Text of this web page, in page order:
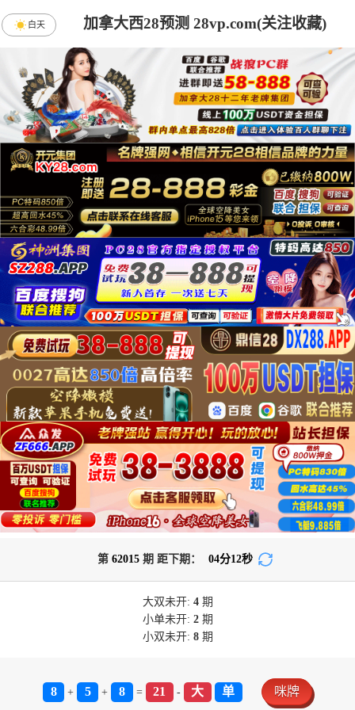
加拿大西28预测 28vp.com(关注收藏)
白天
第 62015期 距下期： 04分12秒
大双未开: 4期
小单未开: 2期
小双未开: 8期
8 + 5 + 8 = 21 - 大 单 咪牌